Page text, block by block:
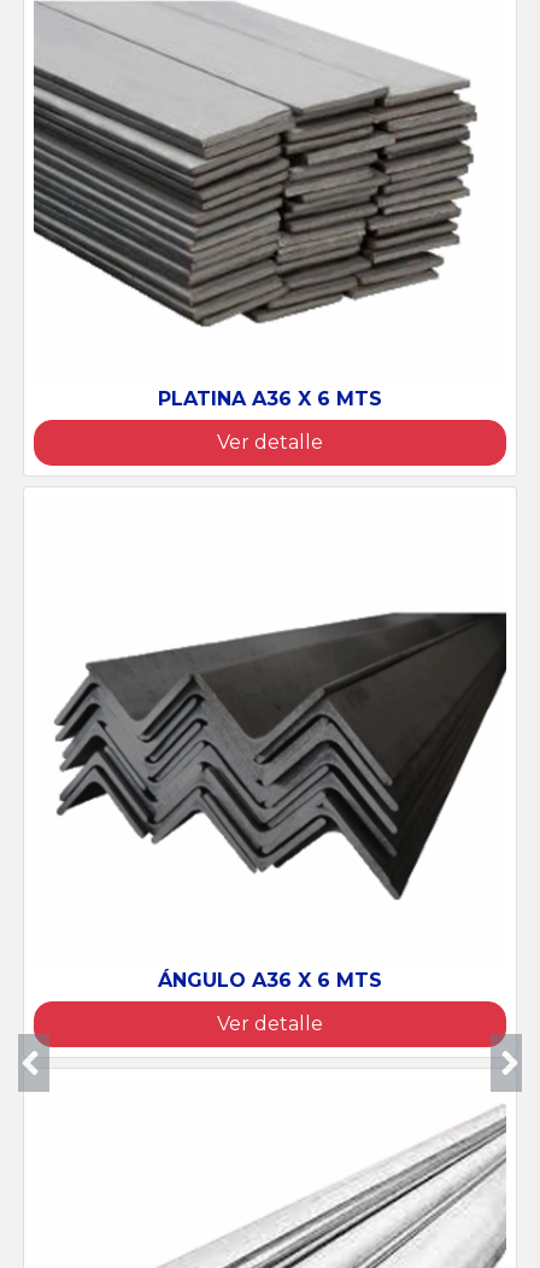
PLATINA A36 X 6 MTS
Ver detalle
ÁNGULO A36 X 6 MTS
Ver detalle